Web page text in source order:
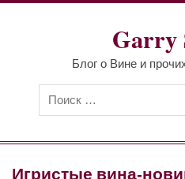
Перейти
Garry
Блог о Вине и
Игристые вина-